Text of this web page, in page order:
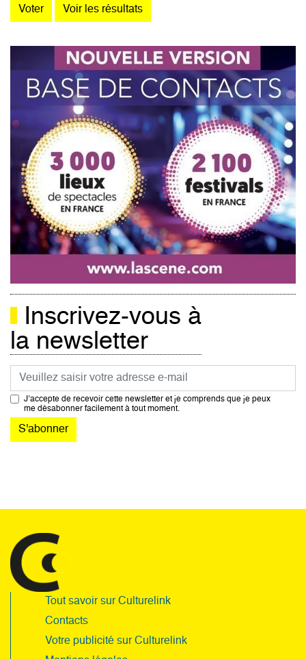
Inscrivez-vous à
la newsletter
me désabonner facilement à tout moment.
Tout savoir sur Culturelink
Contacts
Votre publicité sur Culturelink